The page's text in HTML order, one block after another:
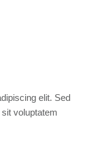
elit. Sed
voluptatem